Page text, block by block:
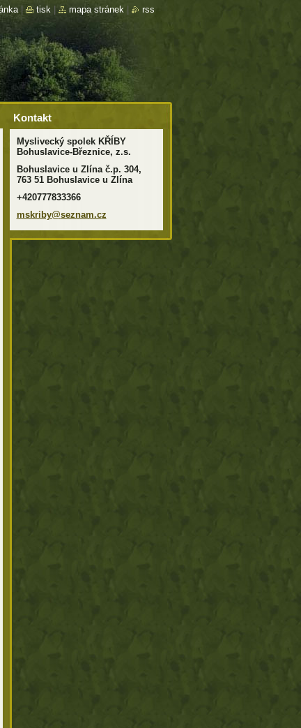
Kontakt
Myslivecký spolek KŘÍBY
Bohuslavice-Březnice, z.s.
Bohuslavice u Zlína č.p. 304,
763 51 Bohuslavice u Zlína
+420777833366
mskriby@seznam.cz
tisk mapa stránek rss